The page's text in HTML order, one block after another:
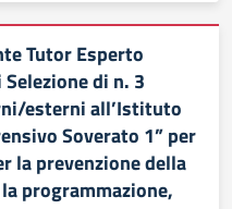
Tutor Esperto
di n. 3
esterni all’Istituto
Soverato 1” per
la prevenzione della
programmazione,